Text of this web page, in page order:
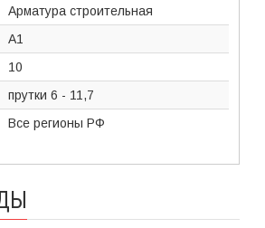
Арматура строительная
А1
10
прутки 6 - 11,7
Все регионы РФ